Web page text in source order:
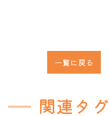
一覧に戻る
関連タグ